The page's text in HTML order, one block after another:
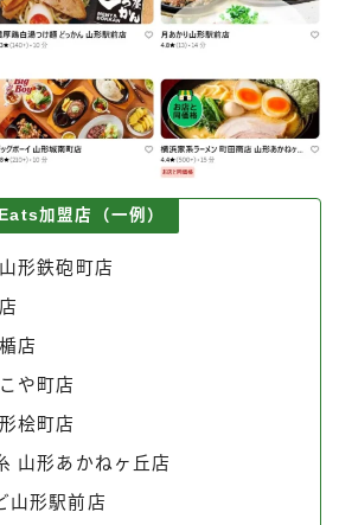
加盟店（一例）
形鉄砲町店
店
や町店
桧町店
山形あかねヶ丘店
山形駅前店